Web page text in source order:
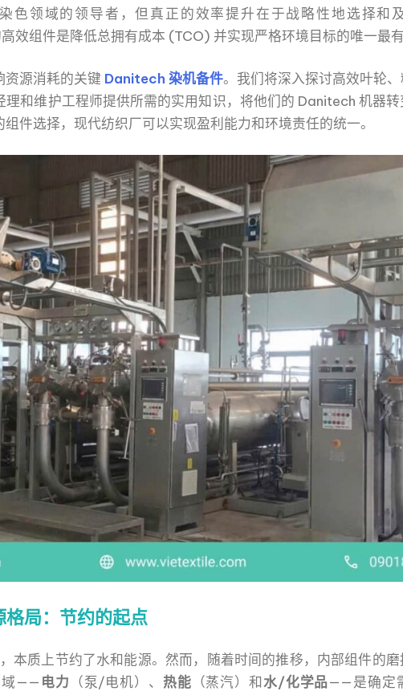
色领域的领导者，但真正的效率提升在于战略性地选择和
效组件是降低总拥有成本 (TCO) 并实现严格环境目标的唯一最有
资源消耗的关键 Danitech 染机备件。我们将深入探讨高效叶轮
理和维护工程师提供所需的实用知识，将他们的 Danitech 机器
件选择，现代纺织厂可以实现盈利能力和环境责任的统一。
局：节约的起点
本质上节约了水和能源。然而，随着时间的推移，内部组件的
域—— 电力 （泵/电机）、 热能 （蒸汽）和水/化学品——是确定